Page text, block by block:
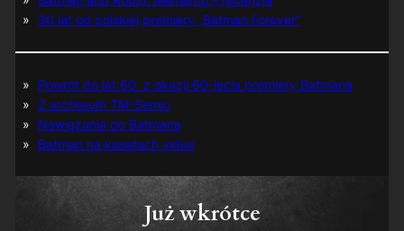
30 lat od polskiej premiery „Batman Forever”
Powrót do lat 60. z okazji 60-lecia premiery Batmana
Z archiwum TM-Semic
Nawiązania do Batmana
Batman na kasetach video
Już wkrótce